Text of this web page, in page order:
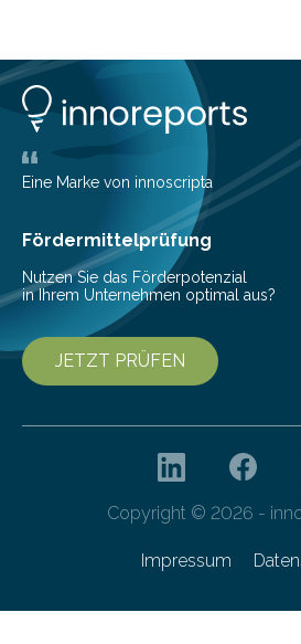
werden auch von anderen
ausgeschickt. Theoretische
Universität haben jetzt einen
entwickelt, mit dem sie
beschreiben…
Eine Marke von innoscripta
Fördermittelprüfung
Nutzen Sie das Förderpotenzial
in Ihrem Unternehmen optimal aus?
JETZT PRÜFEN
Copyright © 2026 -
Impressum